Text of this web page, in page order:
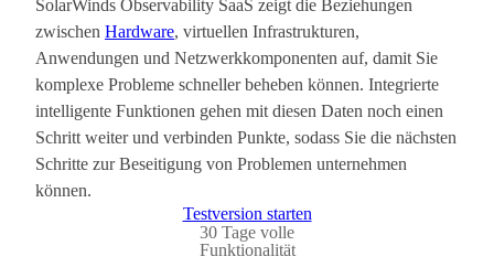
SolarWinds Observability SaaS zeigt die Beziehungen
zwischen Hardware, virtuellen Infrastrukturen,
Anwendungen und Netzwerkkomponenten auf, damit Sie
komplexe Probleme schneller beheben können. Integrierte
intelligente Funktionen gehen mit diesen Daten noch einen
Schritt weiter und verbinden Punkte, sodass Sie die nächsten
Schritte zur Beseitigung von Problemen unternehmen
können.
Testversion starten
30 Tage volle
Funktionalität